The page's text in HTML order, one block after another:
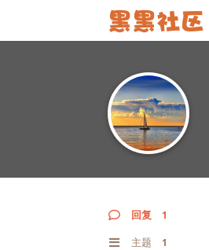
回复 1
主题 1